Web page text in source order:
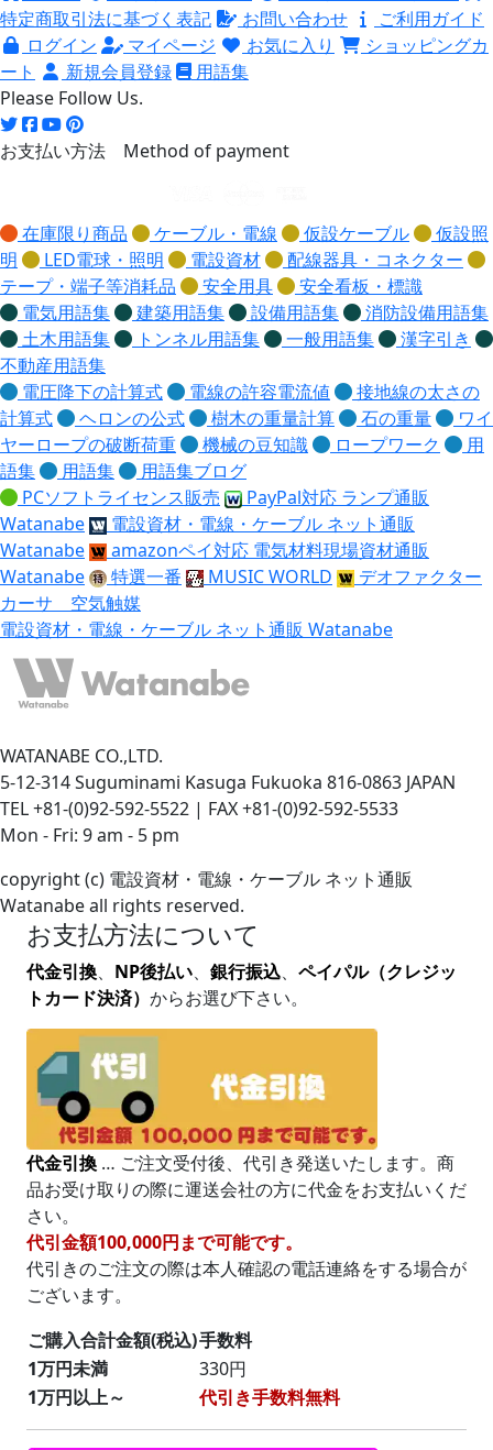
特定商取引法に基づく表記
お問い合わせ
ご利用ガイド
ログイン
マイページ お気に入り
ショッピングカ
ート
新規会員登録
用語集
Please Follow Us.
お支払い方法 Method of payment
在庫限り商品 ケーブル・電線 仮設ケーブル
仮設照
明
LED電球・照明 電設資材
配線器具・コネクター
テープ・端子等消耗品
安全用具
安全看板・標識
電気用語集
建築用語集 設備用語集
消防設備用語集
土木用語集
トンネル用語集 一般用語集
漢字引き
不動産用語集
電圧降下の計算式
電線の許容電流値
接地線の太さの
計算式
ヘロンの公式 樹木の重量計算 石の重量
ワイ
ヤーロープの破断荷重
機械の豆知識 ロープワーク
用
語集
用語集
用語集ブログ
PCソフトライセンス販売
PayPal対応 ランプ通販
Watanabe
電設資材・電線・ケーブル ネット通販
Watanabe
amazonペイ対応 電気材料現場資材通販
Watanabe
特選一番 MUSIC WORLD
デオファクター
カーサ 空気触媒
電設資材・電線・ケーブル ネット通販 Watanabe
WATANABE CO.,LTD.
5-12-314 Suguminami Kasuga Fukuoka 816-0863 JAPAN
TEL +81-(0)92-592-5522 | FAX +81-(0)92-592-5533
Mon - Fri: 9 am - 5 pm
copyright (c) 電設資材・電線・ケーブル ネット通販
Watanabe all rights reserved.
お支払方法について
代金引換、 NP後払い、 銀行振込、 ペイパル（クレジッ
トカード決済） からお選び下さい。
代金引換 … ご注文受付後、代引き発送いたします。商
品お受け取りの際に運送会社の方に代金をお支払いくだ
さい。
代引金額100,000円まで可能です。
代引きのご注文の際は本人確認の電話連絡をする場合が
ございます。
ご購入合計金額(税込)手数料
1万円未満
330円
1万円以上～
代引き手数料無料